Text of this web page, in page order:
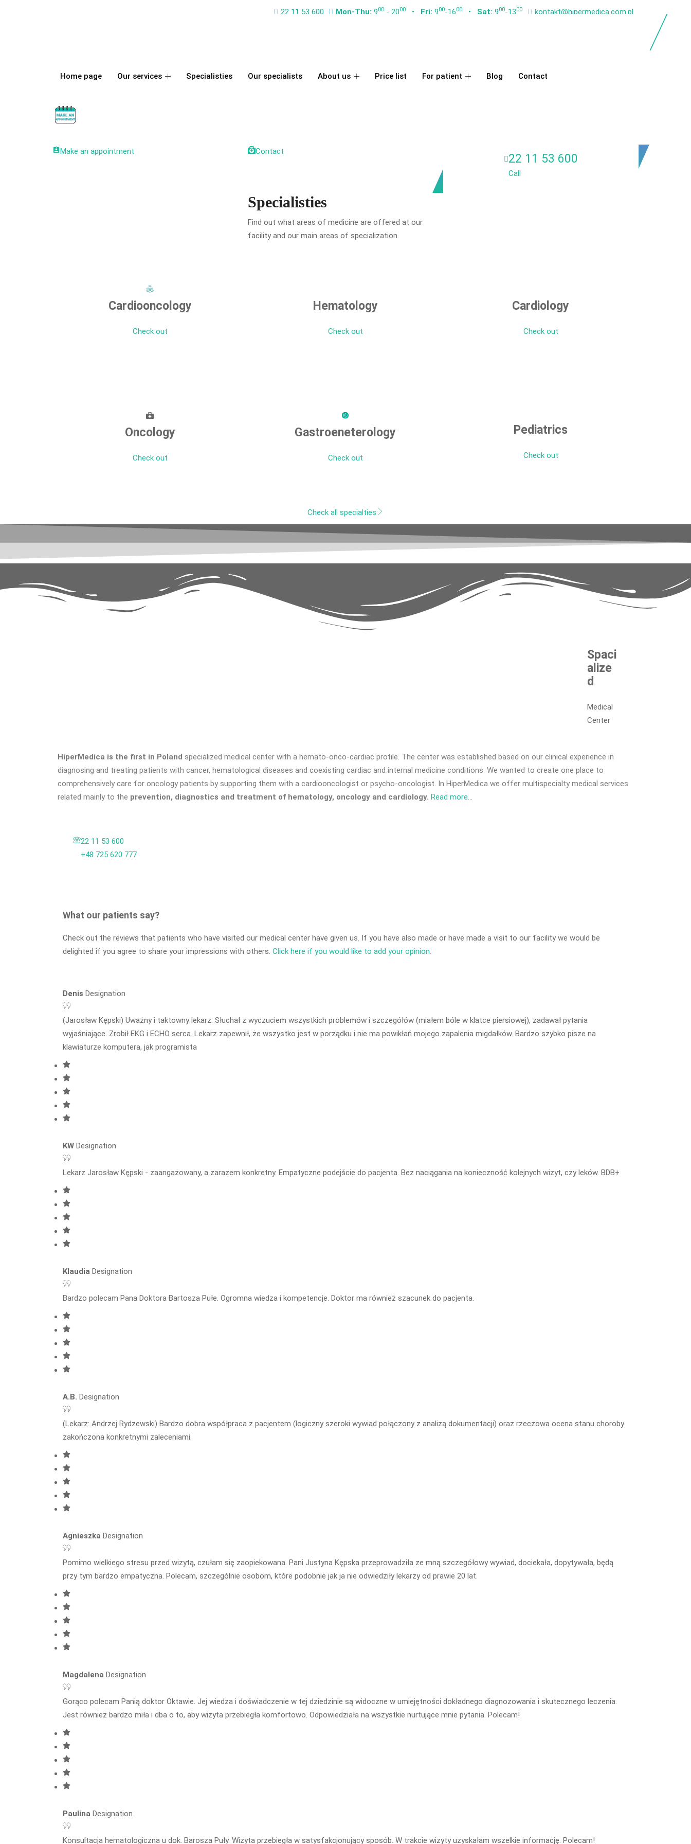
22 11 53 600 Mon-Thu: 900 - 2000 • Fri: 900-1600 • Sat: 900-1300
kontakt@hipermedica.com.pl
Home page Our services Specialisties Our specialists About us Price list For patient Blog Contact
Make an appointment Contact
22 11 53 600
Call
Specialisties
Find out what areas of medicine are offered at our
facility and our main areas of specialization.
Cardiooncology
Check out
Hematology
Check out
Cardiology
Check out
Oncology
Check out
Gastroeneterology
Check out
Pediatrics
Check out
Check all specialties
Spaci
alize
d
Medical
Center
HiperMedica is the first in Poland specialized medical center with a hemato-onco-cardiac profile. The center was established based on our clinical experience in
diagnosing and treating patients with cancer, hematological diseases and coexisting cardiac and internal medicine conditions. We wanted to create one place to
comprehensively care for oncology patients by supporting them with a cardiooncologist or psycho-oncologist. In HiperMedica we offer multispecialty medical services
related mainly to the prevention, diagnostics and treatment of hematology, oncology and cardiology. Read more…
22 11 53 600
+48 725 620 777
What our patients say?
Check out the reviews that patients who have visited our medical center have given us. If you have also made or have made a visit to our facility we would be
delighted if you agree to share your impressions with others. Click here if you would like to add your opinion.
Denis Designation
(Jarosław Kępski) Uważny i taktowny lekarz. Słuchał z wyczuciem wszystkich problemów i szczegółów (miałem bóle w klatce piersiowej), zadawał pytania
wyjaśniające. Zrobił EKG i ECHO serca. Lekarz zapewnił, że wszystko jest w porządku i nie ma powikłań mojego zapalenia migdałków. Bardzo szybko pisze na
klawiaturze komputera, jak programista
KW Designation
Lekarz Jarosław Kępski - zaangażowany, a zarazem konkretny. Empatyczne podejście do pacjenta. Bez naciągania na konieczność kolejnych wizyt, czy leków. BDB+
Klaudia Designation
Bardzo polecam Pana Doktora Bartosza Pułe. Ogromna wiedza i kompetencje. Doktor ma również szacunek do pacjenta.
A.B. Designation
(Lekarz: Andrzej Rydzewski) Bardzo dobra współpraca z pacjentem (logiczny szeroki wywiad połączony z analizą dokumentacji) oraz rzeczowa ocena stanu choroby
zakończona konkretnymi zaleceniami.
Agnieszka Designation
Pomimo wielkiego stresu przed wizytą, czułam się zaopiekowana. Pani Justyna Kępska przeprowadziła ze mną szczegółowy wywiad, dociekała, dopytywała, będą
przy tym bardzo empatyczna. Polecam, szczególnie osobom, które podobnie jak ja nie odwiedziły lekarzy od prawie 20 lat.
Magdalena Designation
Gorąco polecam Panią doktor Oktawie. Jej wiedza i doświadczenie w tej dziedzinie są widoczne w umiejętności dokładnego diagnozowania i skutecznego leczenia.
Jest również bardzo miła i dba o to, aby wizyta przebiegła komfortowo. Odpowiedziała na wszystkie nurtujące mnie pytania. Polecam!
Paulina Designation
Konsultacja hematologiczna u dok. Barosza Puły. Wizyta przebiegła w satysfakcjonujący sposób. W trakcie wizyty uzyskałam wszelkie informację. Polecam!